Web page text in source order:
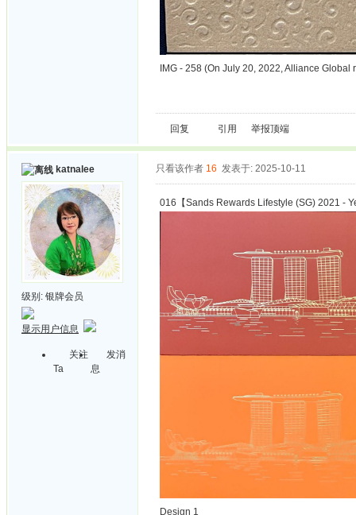
IMG - 258 (On July 20, 2022, Alliance
回复 引用 举报顶端
katnalee
级别: 银牌会员
显示用户信息
关注
Ta
发消
息
只看该作者 16 发表于: 2025-10-11
016【Sands Rewards Lifestyle (SG) 2021 -
Design 1